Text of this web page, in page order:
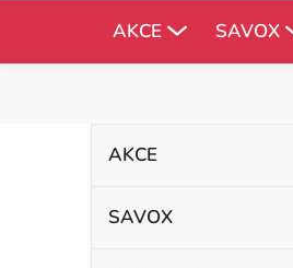
AKCE SAVOX
P
kategorie
AKCE
SAVOX